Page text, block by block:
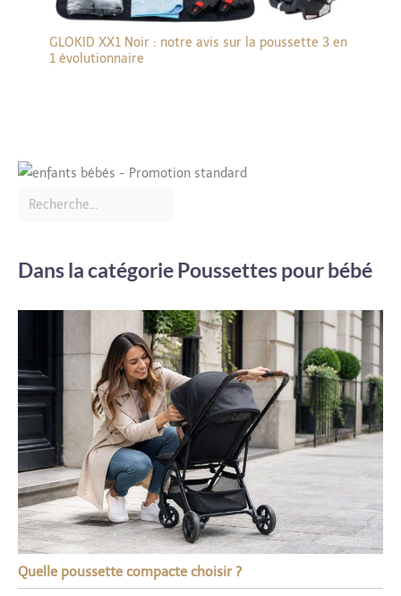
GLOKID XX1 Noir : notre avis sur la poussette 3 en
1 évolutionnaire
Dans la catégorie Poussettes pour bébé
Quelle poussette compacte choisir ?